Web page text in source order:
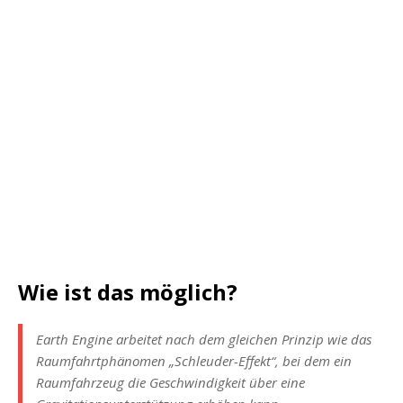
Wie ist das möglich?
Earth Engine arbeitet nach dem gleichen Prinzip wie das
Raumfahrtphänomen „Schleuder-Effekt“, bei dem ein
Raumfahrzeug die Geschwindigkeit über eine